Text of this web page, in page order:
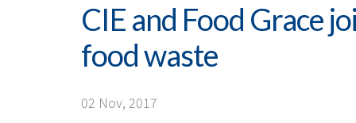
seminarCIE and Food Grace
food waste
02 Nov, 2017